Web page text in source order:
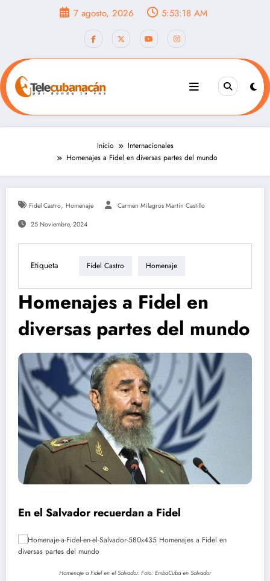
7 agosto, 2026 5:53:19 AM
Inicio
Internacionales
Homenajes a Fidel en diversas partes del mundo
Fidel Castro, Homenaje Carmen Milagros Martín Castillo
25 Noviembre, 2024
Etiqueta Fidel Castro Homenaje
Homenajes a Fidel en
diversas partes del mundo
En el Salvador recuerdan a Fidel
Homenaje a Fidel en el Salvador. Foto: EmbaCuba en Salvador